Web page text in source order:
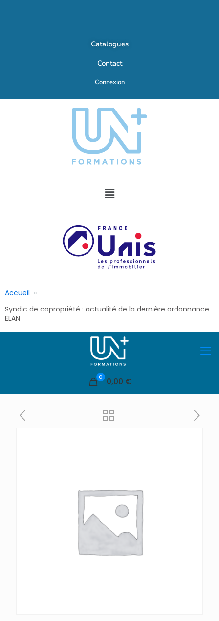
Catalogues
Contact
Connexion
Accueil
Syndic de copropriété : actualité de la dernière ordonnance
ELAN
0 0,00 €